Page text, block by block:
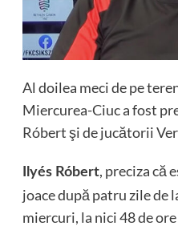
Al doilea meci de pe
Miercurea-Ciuc a fost
Róbert şi de jucătorii
Ilyés Róbert, preciza că
joace după patru zile de
miercuri, la nici 48 de